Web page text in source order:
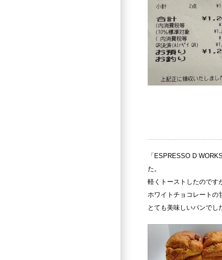
「ESPRESSO D
た。
軽くトーストしたのです
ホワイトチョコレートの
とても美味しいパンでし